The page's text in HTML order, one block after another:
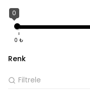
0
0 ₺
Renk